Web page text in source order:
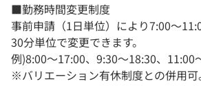
■勤務時間変更制度
事前申請（1日単位）により7:00〜
30分単位で変更できます。
例)8:00〜17:00、9:30〜18:30、11:00
※バリエーション有休制度との併用可